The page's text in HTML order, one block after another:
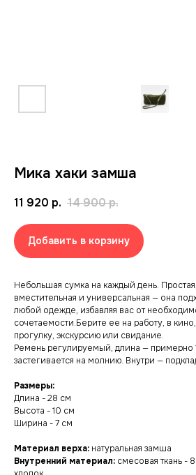
Мика хаки замша
11 920 р. 14 900р.
Добавить в корзину
Небольшая сумка на каждый день.
вместительная и универсальная — она
любой одежде, избавляя вас от
сочетаемости.Берите ее на работу, в
прогулку, экскурсию или свидание.
Ремень регулируемый, длина — примерно
застегивается на молнию. Внутри —
Размеры:
Длина - 28 см
Высота - 10 см
Ширина - 7 см
Материал верха: натуральная замша
Внутренний материал: смесовая ткань -